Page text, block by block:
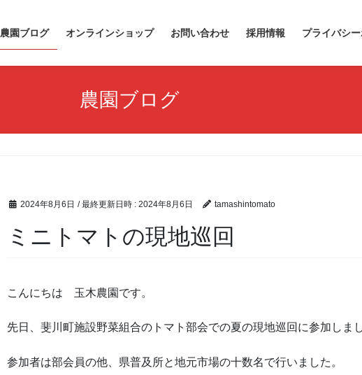
農園ブログ オンラインショップ お問い合わせ 採用情報 プライバシ
農園ブログ
2024年8月6日 / 最終更新日時 : 2024年8月6日 tamashintomato
ミニトマトの現地巡回
こんにちは 玉木農園です。
先日、斐川町施設野菜組合のトマト部会での夏の現地巡回に参加しまし
参加者は部会員の他、県普及所と地元市場の十数名で行いました。